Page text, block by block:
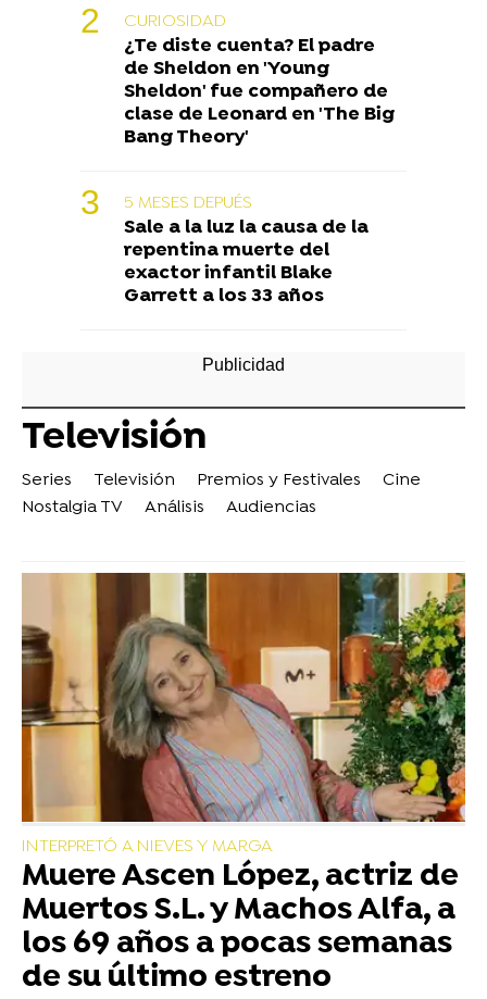
CURIOSIDAD
¿Te diste cuenta? El padre
de Sheldon en 'Young
Sheldon' fue compañero de
clase de Leonard en 'The Big
Bang Theory'
5 MESES DEPUÉS
Sale a la luz la causa de la
repentina muerte del
exactor infantil Blake
Garrett a los 33 años
Televisión
Series Televisión Premios y Festivales
Cine
Nostalgia TV
Análisis Audiencias
INTERPRETÓ A NIEVES Y MARGA
Muere Ascen López, actriz de
Muertos S.L. y Machos Alfa, a
los 69 años a pocas semanas
de su último estreno